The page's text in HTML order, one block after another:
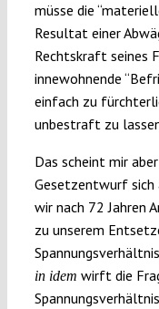
müsse die
Resultat einer
Rechtskraft seines
innewohnende
einfach zu
unbestraft zu
Das scheint mir
Gesetzentwurf sich
wir nach 72 Jahren
zu unserem
in idem wirft die